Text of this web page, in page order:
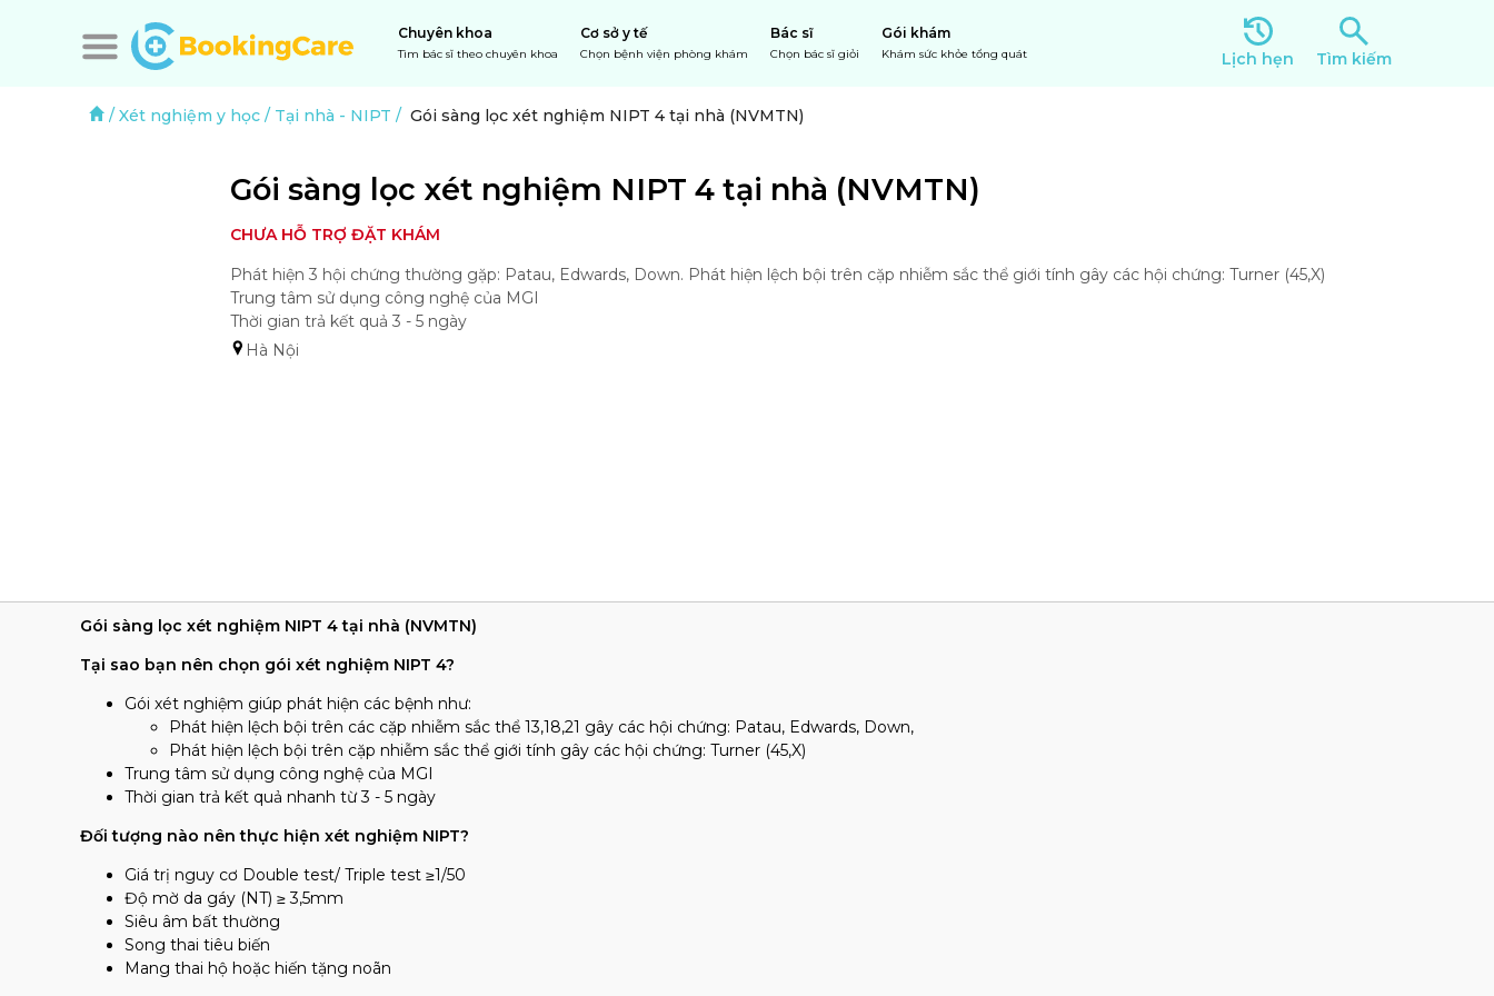
Chuyên khoa
Tìm bác sĩ theo chuyên khoa
Cơ sở y tế
Chọn bệnh viện phòng khám
Bác sĩ
Chọn bác sĩ giỏi
Gói khám
Khám sức khỏe tổng quát Lịch hẹn Tìm kiếm
/ Xét nghiệm y học / Tại nhà - NIPT / Gói sàng lọc xét nghiệm NIPT 4 tại nhà (NVMTN)
Gói sàng lọc xét nghiệm NIPT 4 tại nhà (NVMTN)
CHƯA HỖ TRỢ ĐẶT KHÁM
Phát hiện 3 hội chứng thường gặp: Patau, Edwards, Down. Phát hiện lệch bội trên cặp nhiễm sắc thể giới tính gây các hội chứng: Turner (45,X)
Trung tâm sử dụng công nghệ của MGI
Thời gian trả kết quả 3 - 5 ngày
Hà Nội
Gói sàng lọc xét nghiệm NIPT 4 tại nhà (NVMTN)
Tại sao bạn nên chọn gói xét nghiệm NIPT 4?
Gói xét nghiệm giúp phát hiện các bệnh như:
Phát hiện lệch bội trên các cặp nhiễm sắc thể 13,18,21 gây các hội chứng: Patau, Edwards, Down,
Phát hiện lệch bội trên cặp nhiễm sắc thể giới tính gây các hội chứng: Turner (45,X)
Trung tâm sử dụng công nghệ của MGI
Thời gian trả kết quả nhanh từ 3 - 5 ngày
Đối tượng nào nên thực hiện xét nghiệm NIPT?
Giá trị nguy cơ Double test/ Triple test ≥1/50
Độ mờ da gáy (NT) ≥ 3,5mm
Siêu âm bất thường
Song thai tiêu biến
Mang thai hộ hoặc hiến tặng noãn